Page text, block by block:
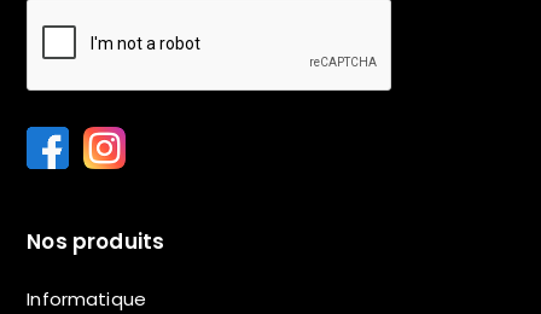
Nos produits
Informatique